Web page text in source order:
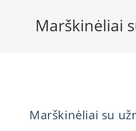
Marškinėliai
Marškinėliai su